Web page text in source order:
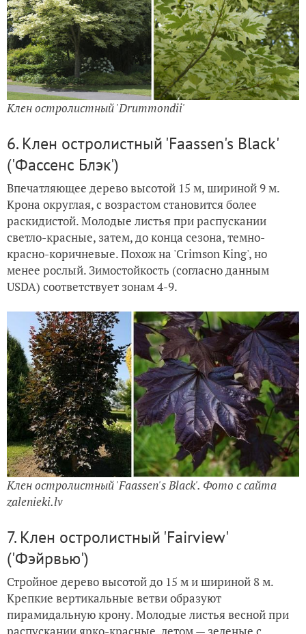
Клен остролистный 'Drummondii'
6. Клен остролистный 'Faassen's Black'
('Фассенс Блэк')
Впечатляющее дерево высотой 15 м, шириной 9 м.
Крона округлая, с возрастом становится более
раскидистой. Молодые листья при распускании
светло-красные, затем, до конца сезона, темно-
красно-коричневые. Похож на 'Crimson King', но
менее рослый. Зимостойкость (согласно данным
USDA) соответствует зонам 4-9.
Клен остролистный 'Faassen's Black'. Фото с сайта
zalenieki.lv
7. Клен остролистный 'Fairview'
('Фэйрвью')
Стройное дерево высотой до 15 м и шириной 8 м.
Крепкие вертикальные ветви образуют
пирамидальную крону. Молодые листья весной при